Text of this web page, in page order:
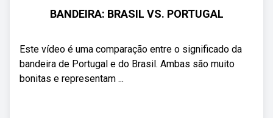
BANDEIRA: BRASIL VS. PORTUGAL
Este vídeo é uma comparação entre o significado da
bandeira de Portugal e do Brasil. Ambas são muito
bonitas e representam ...